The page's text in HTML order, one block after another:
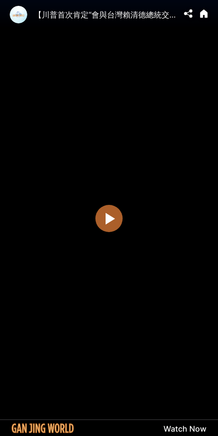
【川普首次肯定“會與台灣賴清德總統交談 ⋯！”】川普手段之風趣兒！為滿足習近平 ⋯ 美國總統與中華民國總統首次官方通話☎️（05/20/26）#trump
Watch Now